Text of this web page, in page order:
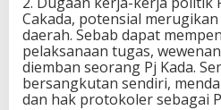
Cakada, potensial
daerah. Sebab dapat
pelaksanaan tugas,
diemban seorang Pj Kada.
bersangkutan sendiri,
dan hak protokoler sebagai